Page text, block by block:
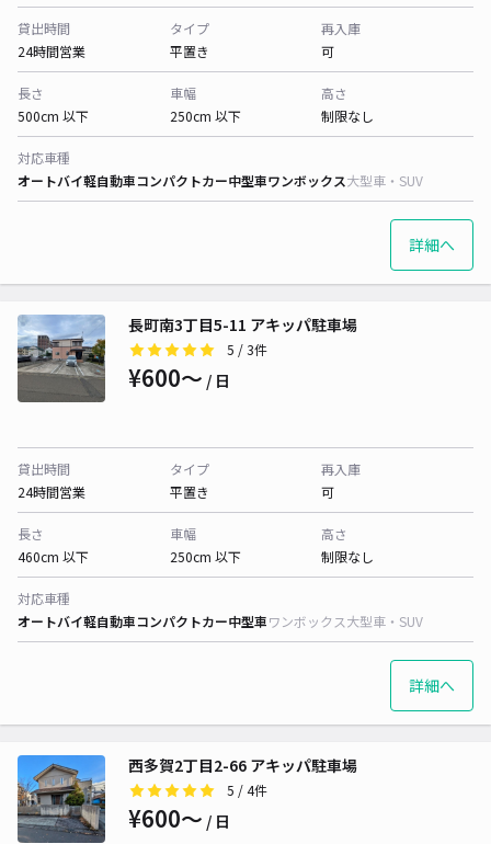
貸出時間
24時間営業
タイプ
平置き
再入庫
可
長さ
500cm 以下
車幅
250cm 以下
高さ
制限なし
対応車種
オートバイ軽自動車コンパクトカー中型車ワンボックス大型車・SUV
詳細へ
長町南3丁目5-11 アキッパ駐車場
5 / 3件
¥600〜 / 日
貸出時間
24時間営業
タイプ
平置き
再入庫
可
長さ
460cm 以下
車幅
250cm 以下
高さ
制限なし
対応車種
オートバイ軽自動車コンパクトカー中型車ワンボックス大型車・SUV
詳細へ
西多賀2丁目2-66 アキッパ駐車場
5 / 4件
¥600〜 / 日